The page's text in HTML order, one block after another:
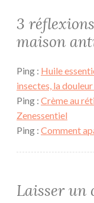
3
maison
Ping : Huile
insectes, la
Ping : Crème au
Zenessentiel
Ping : Comment
Laisser un